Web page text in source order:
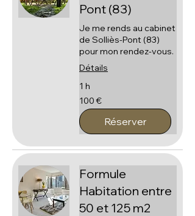
Pont (83)
Je me rends au cabinet
de Solliès-Pont (83)
pour mon rendez-vous.
Détails
1 h
100
euros
100 €
Réserver
Formule
Habitation entre
50 et 125 m2